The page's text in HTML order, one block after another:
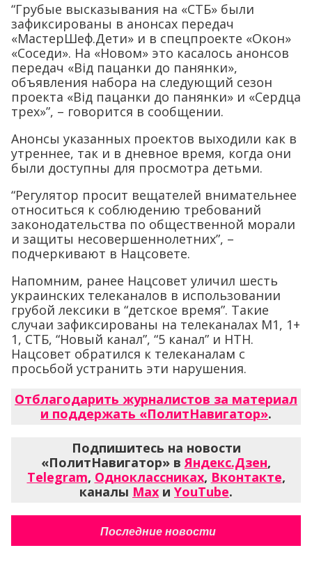
“Грубые высказывания на «СТБ» были
зафиксированы в анонсах передач
«МастерШеф.Дети» и в спецпроекте «Окон»
«Соседи». На «Новом» это касалось анонсов
передач «Від пацанки до панянки»,
объявления набора на следующий сезон
проекта «Від пацанки до панянки» и «Сердца
трех»”, – говорится в сообщении.
Анонсы указанных проектов выходили как в
утреннее, так и в дневное время, когда они
были доступны для просмотра детьми.
“Регулятор просит вещателей внимательнее
относиться к соблюдению требований
законодательства по общественной морали
и защиты несовершеннолетних”, –
подчеркивают в Нацсовете.
Напомним, ранее Нацсовет уличил шесть
украинских телеканалов в использовании
грубой лексики в “детское время”. Такие
случаи зафиксированы на телеканалах М1, 1+
1, СТБ, “Новый канал”, “5 канал” и НТН.
Нацсовет обратился к телеканалам с
просьбой устранить эти нарушения.
Отблагодарить журналистов за материал
и поддержать «ПолитНавигатор».
Подпишитесь на новости
«ПолитНавигатор» вЯндекс.Дзен,
Telegram, Одноклассниках, Вконтакте,
каналы Max и YouTube.
Последние новости